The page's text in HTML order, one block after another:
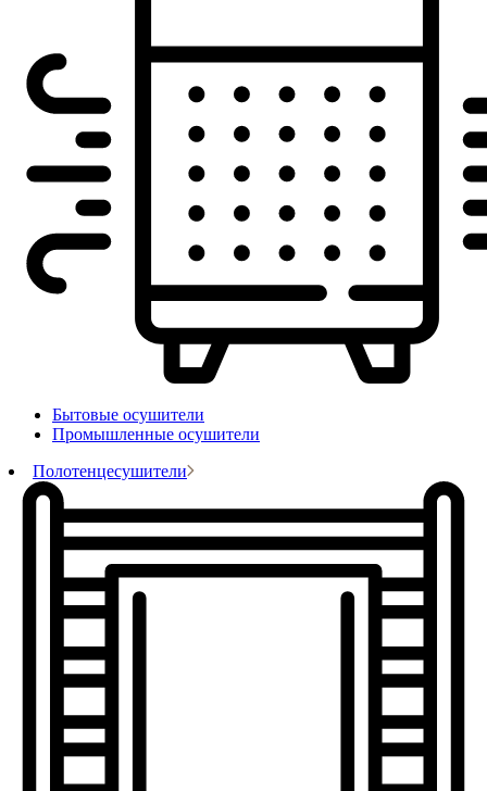
Бытовые осушители
Промышленные осушители
Полотенцесушители